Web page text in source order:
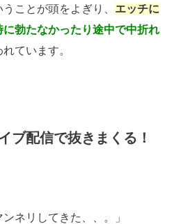
ことが頭をよぎり、 エッチに
に勃たなかったり途中で中折れ
ています。
ブ配信で抜きまくる！
ネリしてきた、、。」